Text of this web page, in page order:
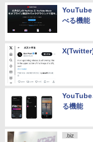
YouTube
べる機能
YouTube
る機能
.biz